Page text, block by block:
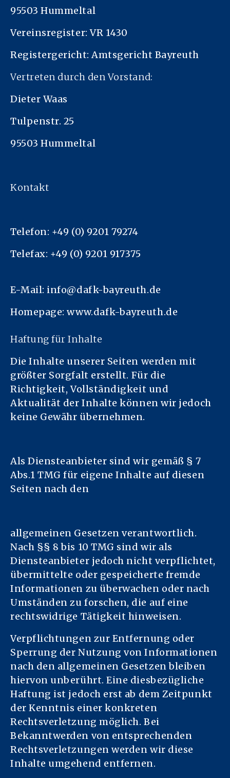
95503 Hummeltal
Vereinsregister: VR 1430
Registergericht: Amtsgericht Bayreuth
Vertreten durch den Vorstand:
Dieter Waas
Tulpenstr. 25
95503 Hummeltal
Kontakt
Telefon: +49 (0) 9201 79274
Telefax: +49 (0) 9201 917375
E-Mail: info@dafk-bayreuth.de
Homepage: www.dafk-bayreuth.de
Haftung für Inhalte
Die Inhalte unserer Seiten werden mit
größter Sorgfalt erstellt. Für die
Richtigkeit, Vollständigkeit und
Aktualität der Inhalte können wir jedoch
keine Gewähr übernehmen.
Als Diensteanbieter sind wir gemäß § 7
Abs.1 TMG für eigene Inhalte auf diesen
Seiten nach den
allgemeinen Gesetzen verantwortlich.
Nach §§ 8 bis 10 TMG sind wir als
Diensteanbieter jedoch nicht verpflichtet,
übermittelte oder gespeicherte fremde
Informationen zu überwachen oder nach
Umständen zu forschen, die auf eine
rechtswidrige Tätigkeit hinweisen.
Verpflichtungen zur Entfernung oder
Sperrung der Nutzung von Informationen
nach den allgemeinen Gesetzen bleiben
hiervon unberührt. Eine diesbezügliche
Haftung ist jedoch erst ab dem Zeitpunkt
der Kenntnis einer konkreten
Rechtsverletzung möglich. Bei
Bekanntwerden von entsprechenden
Rechtsverletzungen werden wir diese
Inhalte umgehend entfernen.